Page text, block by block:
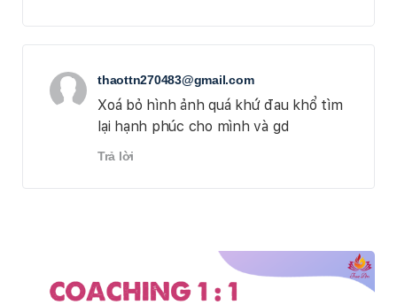
thaottn270483@gmail.com
Xoá bỏ hình ảnh quá khứ đau khổ tìm
lại hạnh phúc cho mình và gd
Trả lời